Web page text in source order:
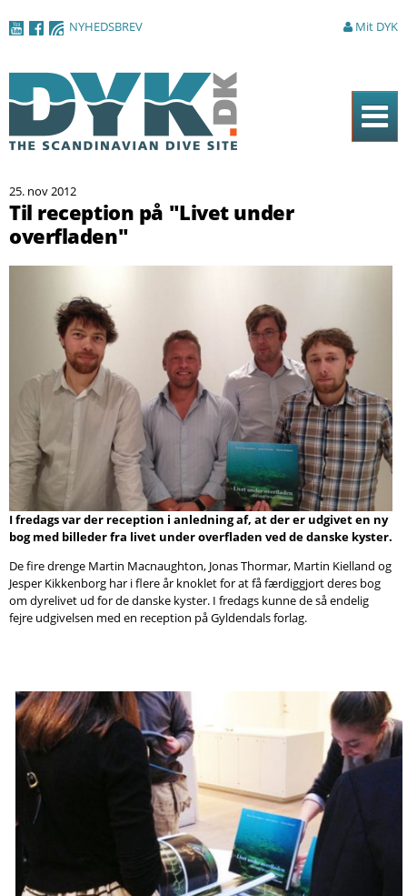
NYHEDSBREV Mit DYK
Magasinet
Nyheder
Artikler
DYK Guiden
Shop
Om DYK
25. nov 2012
Til reception på "Livet under
overfladen"
I fredags var der reception i anledning af, at der er udgivet en ny
bog med billeder fra livet under overfladen ved de danske kyster.
De fire drenge Martin Macnaughton, Jonas Thormar, Martin Kielland og
Jesper Kikkenborg har i flere år knoklet for at få færdiggjort deres bog
om dyrelivet ud for de danske kyster. I fredags kunne de så endelig
fejre udgivelsen med en reception på Gyldendals forlag.